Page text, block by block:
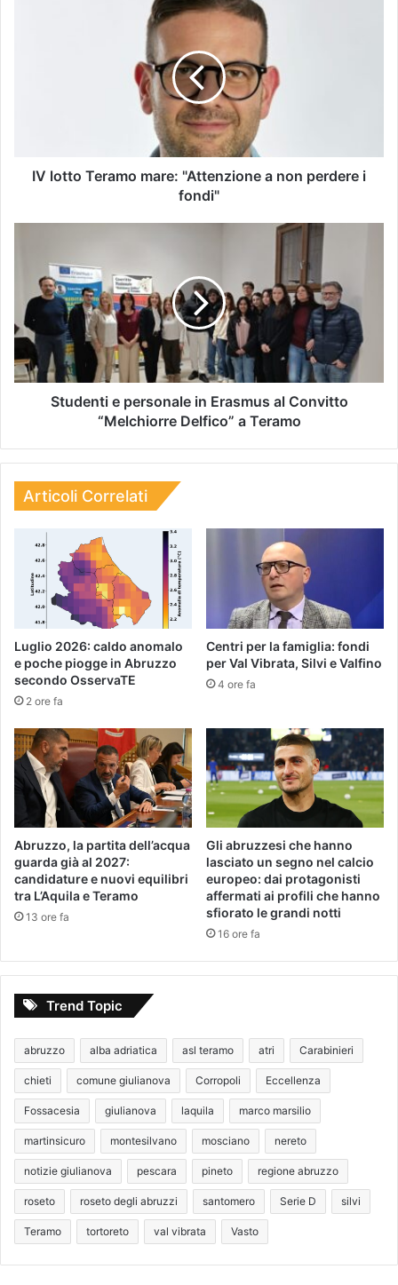
IV lotto Teramo mare: "Attenzione a non perdere i
fondi"
Studenti e personale in Erasmus al Convitto
“Melchiorre Delfico” a Teramo
Articoli Correlati
Luglio 2026: caldo anomalo
e poche piogge in Abruzzo
secondo OsservaTE
2 ore fa
Centri per la famiglia: fondi
per Val Vibrata, Silvi e Valfino
4 ore fa
Abruzzo, la partita dell’acqua
guarda già al 2027:
candidature e nuovi equilibri
tra L’Aquila e Teramo
13 ore fa
Gli abruzzesi che hanno
lasciato un segno nel calcio
europeo: dai protagonisti
affermati ai profili che hanno
sfiorato le grandi notti
16 ore fa
Trend Topic
abruzzo alba adriatica asl teramo atri Carabinieri
chieti comune giulianova Corropoli Eccellenza
Fossacesia giulianova laquila marco marsilio
martinsicuro montesilvano mosciano nereto
notizie giulianova pescara pineto regione abruzzo
roseto roseto degli abruzzi santomero Serie D silvi
Teramo tortoreto val vibrata Vasto